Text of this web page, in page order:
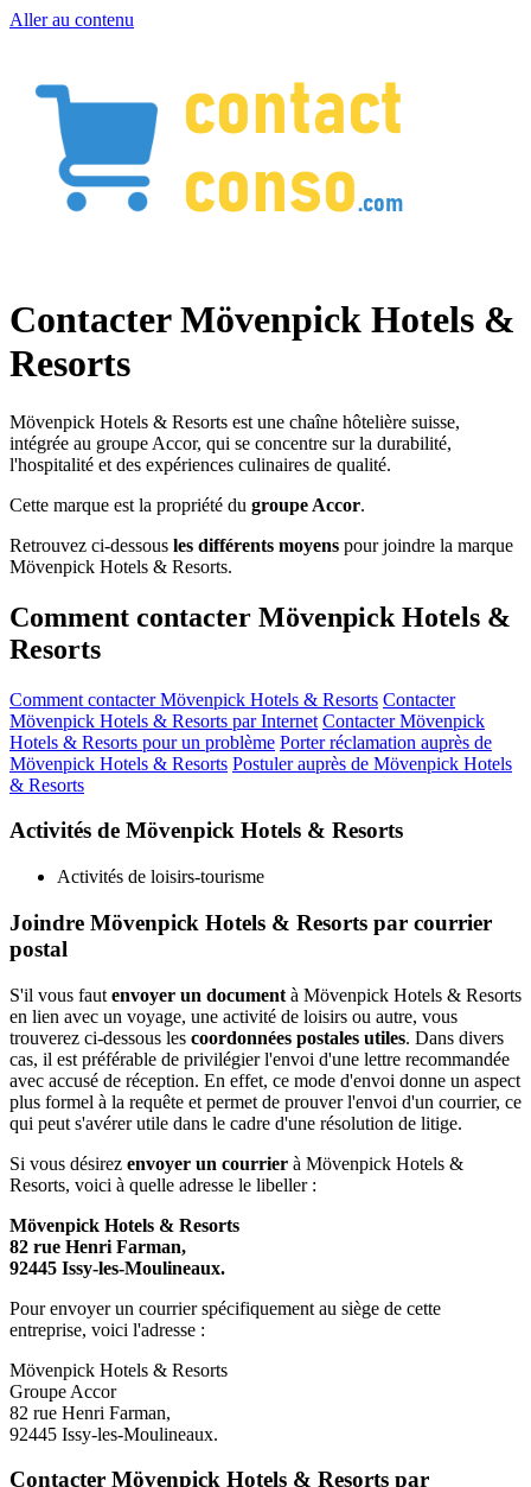
Aller au contenu
Contacter Mövenpick Hotels &
Resorts
Mövenpick Hotels & Resorts est une chaîne hôtelière suisse,
intégrée au groupe Accor, qui se concentre sur la durabilité,
l'hospitalité et des expériences culinaires de qualité.
Cette marque est la propriété du groupe Accor.
Retrouvez ci-dessous les différents moyens pour joindre la marque
Mövenpick Hotels & Resorts.
Comment contacter Mövenpick Hotels &
Resorts
Comment contacter Mövenpick Hotels & Resorts Contacter
Mövenpick Hotels & Resorts par Internet Contacter Mövenpick
Hotels & Resorts pour un problème Porter réclamation auprès de
Mövenpick Hotels & Resorts Postuler auprès de Mövenpick Hotels
& Resorts
Activités de Mövenpick Hotels & Resorts
Activités de loisirs-tourisme
Joindre Mövenpick Hotels & Resorts par courrier
postal
S'il vous faut envoyer un document à Mövenpick Hotels & Resorts
en lien avec un voyage, une activité de loisirs ou autre, vous
trouverez ci-dessous les coordonnées postales utiles. Dans divers
cas, il est préférable de privilégier l'envoi d'une lettre recommandée
avec accusé de réception. En effet, ce mode d'envoi donne un aspect
plus formel à la requête et permet de prouver l'envoi d'un courrier, ce
qui peut s'avérer utile dans le cadre d'une résolution de litige.
Si vous désirez envoyer un courrier à Mövenpick Hotels &
Resorts, voici à quelle adresse le libeller :
Mövenpick Hotels & Resorts
82 rue Henri Farman,
92445 Issy-les-Moulineaux.
Pour envoyer un courrier spécifiquement au siège de cette
entreprise, voici l'adresse :
Mövenpick Hotels & Resorts
Groupe Accor
82 rue Henri Farman,
92445 Issy-les-Moulineaux.
Contacter Mövenpick Hotels & Resorts par